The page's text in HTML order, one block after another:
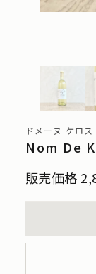
ドメーヌ ケロス
Nom De
販売価格